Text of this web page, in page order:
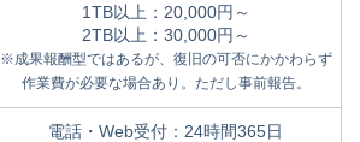
1TB以上：20,000円～
2TB以上：30,000円～
※成果報酬型ではあるが、復旧の可否にかかわらず
作業費が必要な場合あり。ただし事前報告。
電話・Web受付：24時間365日